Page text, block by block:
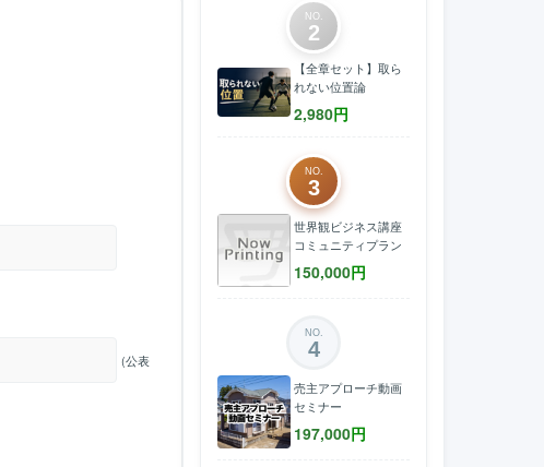
(公表
NO.
2
【全章セット】取ら
れない位置論
2,980円
NO.
3
世界観ビジネス講座
コミュニティプラン
150,000円
NO.
4
売主アプローチ動画
セミナー
197,000円